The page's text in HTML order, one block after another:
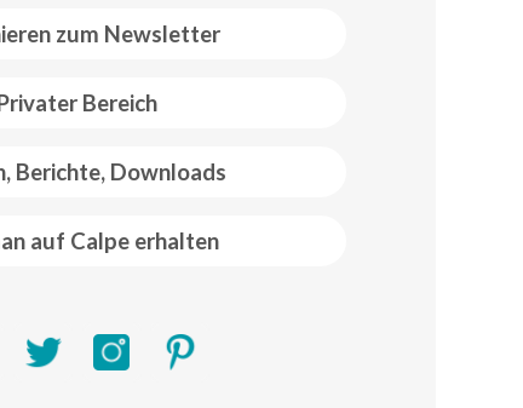
zum Newsletter
Bereich
Berichte, Downloads
auf Calpe erhalten